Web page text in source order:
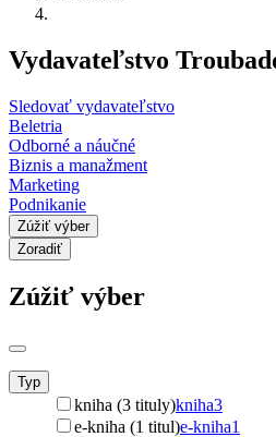
Vydavateľstvo
Sledovať vydavateľstvo
Beletria
Odborné a náučné
Biznis a manažment
Marketing
Podnikanie
Zúžiť výber
Zoradiť
Zúžiť výber
Typ
kniha (3 tituly)kniha3
e-kniha (1 titul)e-kniha1